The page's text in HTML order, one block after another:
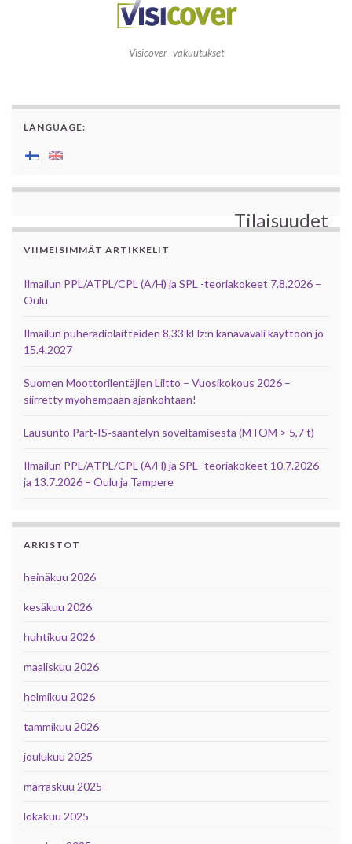
Visicover -vakuutukset
LANGUAGE:
Tilaisuudet
VIIMEISIMMÄT ARTIKKELIT
Ilmailun PPL/ATPL/CPL (A/H) ja SPL -teoriakokeet 7.8.2026 –
Oulu
Ilmailun puheradiolaitteiden 8,33 kHz:n kanavaväli käyttöön jo
15.4.2027
Suomen Moottorilentäjien Liitto – Vuosikokous 2026 –
siirretty myöhempään ajankohtaan!
Lausunto Part‑IS‑sääntelyn soveltamisesta (MTOM > 5,7 t)
Ilmailun PPL/ATPL/CPL (A/H) ja SPL -teoriakokeet 10.7.2026
ja 13.7.2026 – Oulu ja Tampere
ARKISTOT
heinäkuu 2026
kesäkuu 2026
huhtikuu 2026
maaliskuu 2026
helmikuu 2026
tammikuu 2026
joulukuu 2025
marraskuu 2025
lokakuu 2025